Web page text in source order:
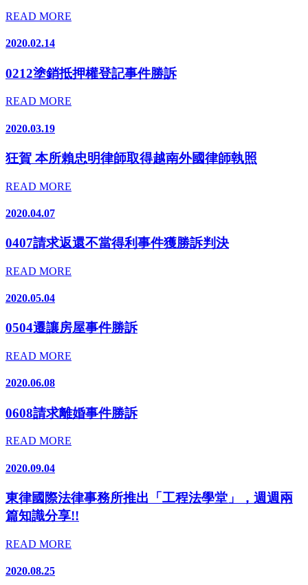
READ MORE
2020.02.14
0212塗銷抵押權登記事件勝訴
READ MORE
2020.03.19
狂賀 本所賴忠明律師取得越南外國律師執照
READ MORE
2020.04.07
0407請求返還不當得利事件獲勝訴判決
READ MORE
2020.05.04
0504遷讓房屋事件勝訴
READ MORE
2020.06.08
0608請求離婚事件勝訴
READ MORE
2020.09.04
東律國際法律事務所推出「工程法學堂」，週週兩
篇知識分享!!
READ MORE
2020.08.25